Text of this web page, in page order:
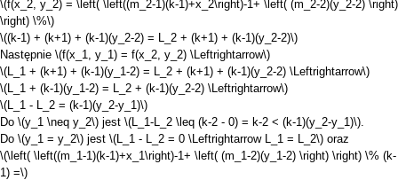
\(f(x_2, y_2) = \left( \left((m_2-1)(k-1)+x_2\right)-1+ \left( (m_2-2)(y_2-2) \right)
\right) \%\)
\((k-1) + (k+1) + (k-1)(y_2-2) = L_2 + (k+1) + (k-1)(y_2-2)\)
Następnie \(f(x_1, y_1) = f(x_2, y_2) \Leftrightarrow\)
\(L_1 + (k+1) + (k-1)(y_1-2) = L_2 + (k+1) + (k-1)(y_2-2) \Leftrightarrow\)
\(L_1 + (k-1)(y_1-2) = L_2 + (k-1)(y_2-2) \Leftrightarrow\)
\(L_1 - L_2 = (k-1)(y_2-y_1)\)
Do \(y_1 \neq y_2\) jest \(L_1-L_2 \leq (k-2 - 0) = k-2 < (k-1)(y_2-y_1)\)
Do \(y_1 = y_2\) jest \(L_1 - L_2 = 0 \Leftrightarrow L_1 = L_2\) oraz
\(\left( \left((m_1-1)(k-1)+x_1\right)-1+ \left( (m_1-2)(y_1-2) \right) \right) \% (k-
1) =\)